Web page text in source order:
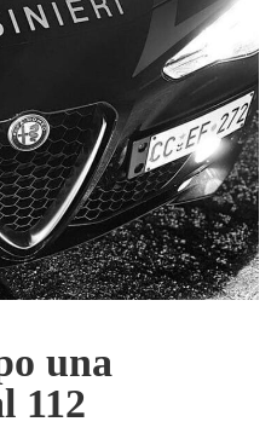
una
112